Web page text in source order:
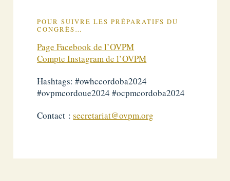
POUR SUIVRE LES PRÉPARATIFS DU
CONGRÈS…
Page Facebook de l’OVPM
Compte Instagram de l’OVPM
Hashtags: #owhccordoba2024
#ovpmcordoue2024 #ocpmcordoba2024
Contact :secretariat@ovpm.org